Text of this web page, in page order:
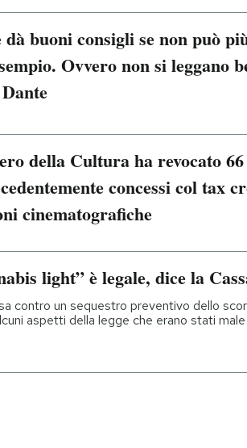
dà buoni consigli se non può
Ovvero non si leggano
della Cultura ha revocato
concessi col tax
cinematografiche
light” è legale, dice la
contro un sequestro preventivo dello
aspetti della legge che erano stati